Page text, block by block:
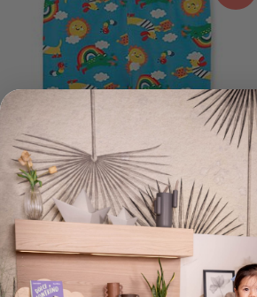
ULTIMA TAGLIA6-12 MONTHS